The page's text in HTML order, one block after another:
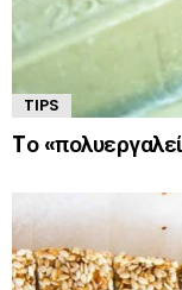
TIPS
Tο